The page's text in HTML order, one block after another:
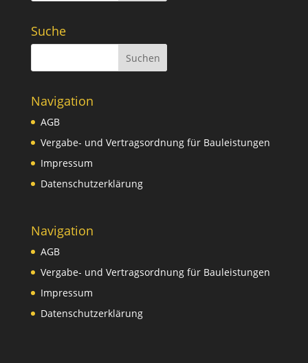
Suche
Navigation
AGB
Vergabe- und Vertragsordnung für Bauleistungen
Impressum
Datenschutzerklärung
Navigation
AGB
Vergabe- und Vertragsordnung für Bauleistungen
Impressum
Datenschutzerklärung